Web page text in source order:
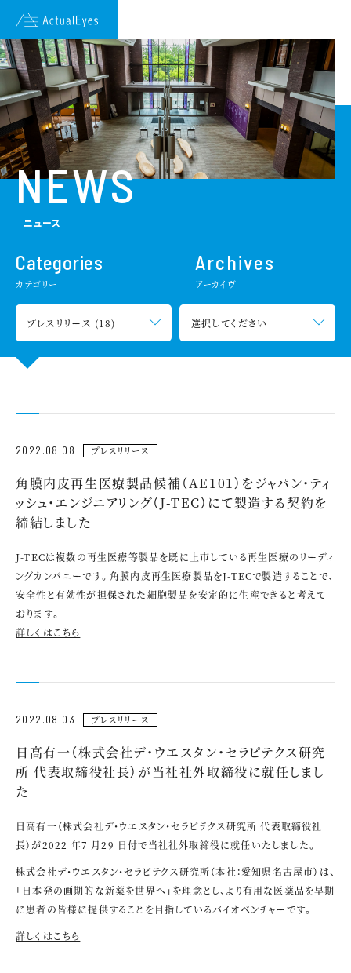
JAPANESE ENGLISH
HOME
NEWS
ENDORSEMENT
TECHNOLOGY
COMPANY
NEWS
ニュース
Categories
カテゴリー
Archives
アーカイヴ
2022.08.08 プレスリリース
角膜内皮再生医療製品候補（AE101）をジャパン・ティ
ッシュ・エンジニアリング（J-TEC）にて製造する契約を
締結しました
J-TECは複数の再生医療等製品を既に上市している再生医療のリーディ
ングカンパニーです。角膜内皮再生医療製品をJ-TECで製造することで、
安全性と有効性が担保された細胞製品を安定的に生産できると考えて
おります。
詳しくはこちら
2022.08.03 プレスリリース
日高有一（株式会社デ・ウエスタン・セラピテクス研究
所 代表取締役社⾧）が当社社外取締役に就任しまし
た
日高有一（株式会社デ・ウエスタン・セラピテクス研究所 代表取締役社
⾧）が2022 年7 月29 日付で当社社外取締役に就任いたしました。
株式会社デ・ウエスタン・セラピテクス研究所（本社：愛知県名古屋市）は、
「日本発の画期的な新薬を世界へ」を理念とし、より有用な医薬品を早期
に患者の皆様に提供することを目指しているバイオベンチャーです。
詳しくはこちら